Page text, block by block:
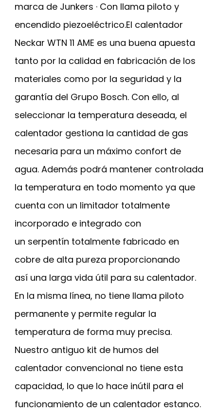
marca de Junkers · Con llama piloto y
encendido piezoeléctrico.El calentador
Neckar WTN 11 AME es una buena apuesta
tanto por la calidad en fabricación de los
materiales como por la seguridad y la
garantía del Grupo Bosch. Con ello, al
seleccionar la temperatura deseada, el
calentador gestiona la cantidad de gas
necesaria para un máximo confort de
agua. Además podrá mantener controlada
la temperatura en todo momento ya que
cuenta con un limitador totalmente
incorporado e integrado con
un serpentín totalmente fabricado en
cobre de alta pureza proporcionando
así una larga vida útil para su calentador.
En la misma línea, no tiene llama piloto
permanente y permite regular la
temperatura de forma muy precisa.
Nuestro antiguo kit de humos del
calentador convencional no tiene esta
capacidad, lo que lo hace inútil para el
funcionamiento de un calentador estanco.